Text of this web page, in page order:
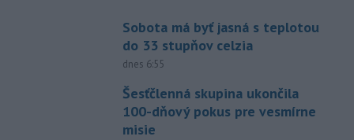
Sobota má byť jasná s teplotou
do 33 stupňov celzia
dnes 6:55
Šesťčlenná skupina ukončila
100-dňový pokus pre vesmírne
misie